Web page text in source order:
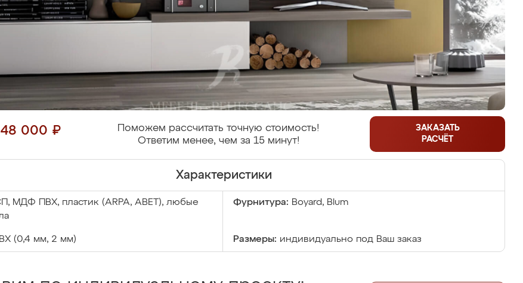
48 000 ₽
Поможем рассчитать точную стоимость!
Ответим менее, чем за 15 минут!
ЗАКАЗАТЬ
РАСЧЁТ
Характеристики
МДФ ПВХ, пластик (ARPA, ABET), любые
Фурнитура: Boyard, Blum
(0,4 мм, 2 мм) Размеры: индивидуально под Ваш заказ